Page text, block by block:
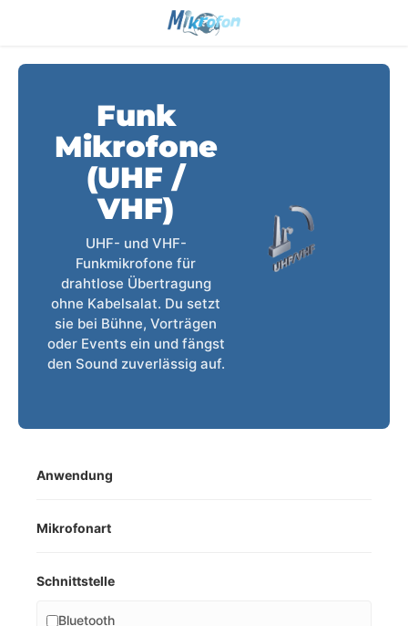
Funk
Mikrofone
(UHF /
VHF)
UHF- und VHF-
Funkmikrofone für
drahtlose Übertragung
ohne Kabelsalat. Du setzt
sie bei Bühne, Vorträgen
oder Events ein und fängst
den Sound zuverlässig auf.
Anwendung
Mikrofonart
Schnittstelle
Bluetooth